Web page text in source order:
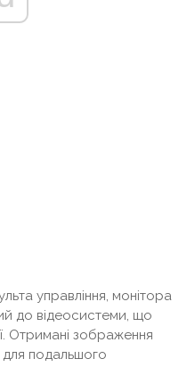
управління, монітора
до відеосистеми, що
Отримані зображення
для подальшого